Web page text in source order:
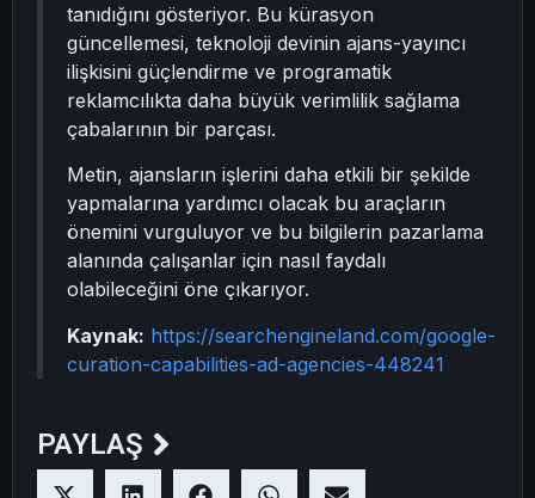
tanıdığını gösteriyor. Bu kürasyon
güncellemesi, teknoloji devinin ajans-yayıncı
ilişkisini güçlendirme ve programatik
reklamcılıkta daha büyük verimlilik sağlama
çabalarının bir parçası.
Metin, ajansların işlerini daha etkili bir şekilde
yapmalarına yardımcı olacak bu araçların
önemini vurguluyor ve bu bilgilerin pazarlama
alanında çalışanlar için nasıl faydalı
olabileceğini öne çıkarıyor.
Kaynak: https://searchengineland.com/google-
curation-capabilities-ad-agencies-448241
PAYLAŞ